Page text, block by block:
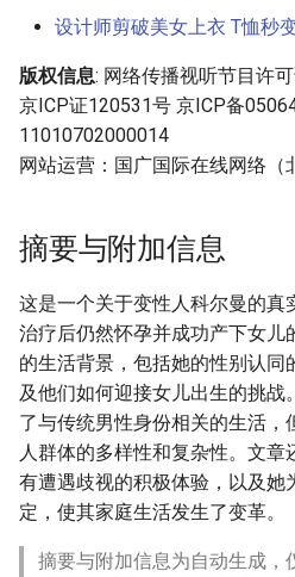
设计师剪破美女上衣 T恤秒
版权信息: 网络传播视听节目许
京ICP证120531号 京ICP备
11010702000014
网站运营：国广国际在线网络（
摘要与附加信息
这是一个关于变性人科尔曼的真
治疗后仍然怀孕并成功产下女儿
的生活背景，包括她的性别认同
及他们如何迎接女儿出生的挑
了与传统男性身份相关的生活，
人群体的多样性和复杂性。文
有遭遇歧视的积极体验，以及她
定，使其家庭生活发生了变革。
摘要与附加信息为自动生成，